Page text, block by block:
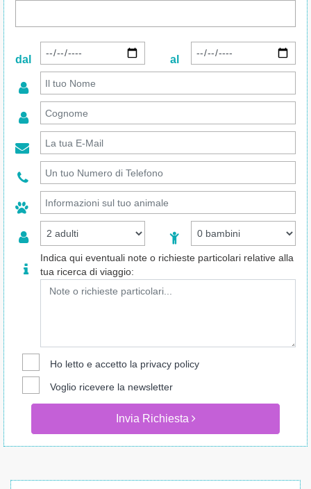
dal al
Indica qui eventuali note o richieste particolari relative alla
tua ricerca di viaggio:
Ho letto e accetto la privacy policy
Voglio ricevere la newsletter
Invia Richiesta